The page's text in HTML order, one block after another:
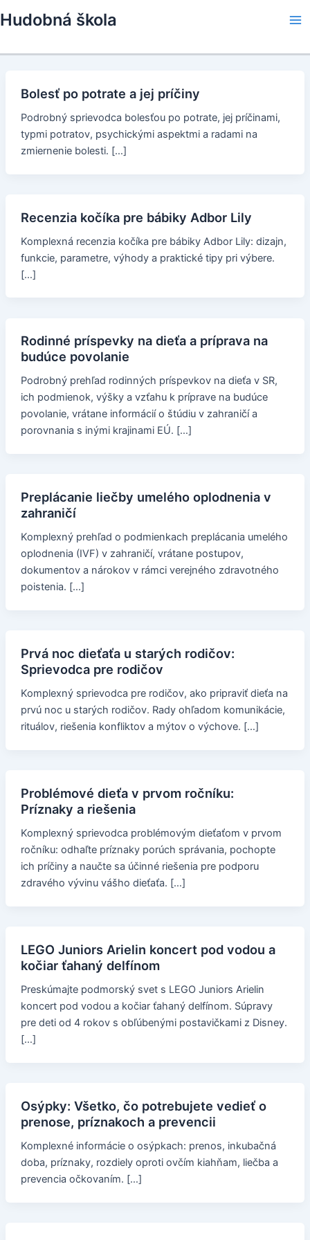
to
Hudobná škola
Bolesť po potrate a jej príčiny
Podrobný sprievodca bolesťou po potrate, jej príčinami,
typmi potratov, psychickými aspektmi a radami na
zmiernenie bolesti. […]
Recenzia kočíka pre bábiky Adbor Lily
Komplexná recenzia kočíka pre bábiky Adbor Lily: dizajn,
funkcie, parametre, výhody a praktické tipy pri výbere.
[…]
Rodinné príspevky na dieťa a príprava na
budúce povolanie
Podrobný prehľad rodinných príspevkov na dieťa v SR,
ich podmienok, výšky a vzťahu k príprave na budúce
povolanie, vrátane informácií o štúdiu v zahraničí a
porovnania s inými krajinami EÚ. […]
Preplácanie liečby umelého oplodnenia v
zahraničí
Komplexný prehľad o podmienkach preplácania umelého
oplodnenia (IVF) v zahraničí, vrátane postupov,
dokumentov a nárokov v rámci verejného zdravotného
poistenia. […]
Prvá noc dieťaťa u starých rodičov:
Sprievodca pre rodičov
Komplexný sprievodca pre rodičov, ako pripraviť dieťa na
prvú noc u starých rodičov. Rady ohľadom komunikácie,
rituálov, riešenia konfliktov a mýtov o výchove. […]
Problémové dieťa v prvom ročníku:
Príznaky a riešenia
Komplexný sprievodca problémovým dieťaťom v prvom
ročníku: odhaľte príznaky porúch správania, pochopte
ich príčiny a naučte sa účinné riešenia pre podporu
zdravého vývinu vášho dieťaťa. […]
LEGO Juniors Arielin koncert pod vodou a
kočiar ťahaný delfínom
Preskúmajte podmorský svet s LEGO Juniors Arielin
koncert pod vodou a kočiar ťahaný delfínom. Súpravy
pre deti od 4 rokov s obľúbenými postavičkami z Disney.
[…]
Osýpky: Všetko, čo potrebujete vedieť o
prenose, príznakoch a prevencii
Komplexné informácie o osýpkach: prenos, inkubačná
doba, príznaky, rozdiely oproti ovčím kiahňam, liečba a
prevencia očkovaním. […]